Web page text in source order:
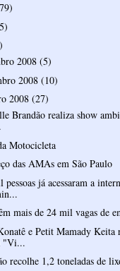
2008 (5)
2008 (10)
2008 (27)
Brandão realiza show
Motocicleta
das AMAs em São Paulo
pessoas já acessaram a
mais de 24 mil vagas de
e Petit Mamady Keita
"Vi...
recolhe 1,2 toneladas de